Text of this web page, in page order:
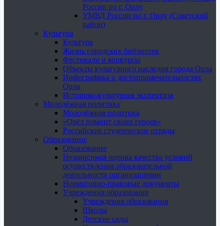
России по г. Орлу
УМВД России по г. Орлу (Советский
район)
Культура
Культура
Жизнь городских библиотек
Фестивали и конкурсы
Объекты культурного наследия города Орла
Инфографика о достопримечательностях
Орла
Историко-культурная экспертиза
Молодёжная политика
Молодёжная политика
«Орёл помнит своих героев»
Российские студенческие отряды
Образование
Образование
Независимая оценка качества условий
осуществления образовательной
деятельности организациями
Нормативно-правовые документы
Учреждения образования
Учреждения образования
Школы
Детские сады